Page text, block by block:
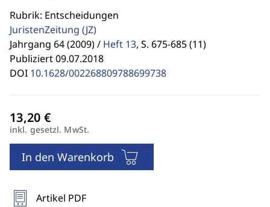
Rubrik: Entscheidungen
JuristenZeitung (JZ)
Jahrgang 64 (2009) / Heft 13, S. 675-685 (11)
Publiziert 09.07.2018
DOI 10.1628/002268809788699738
inkl. gesetzl. MwSt.
In den Warenkorb
Artikel PDF